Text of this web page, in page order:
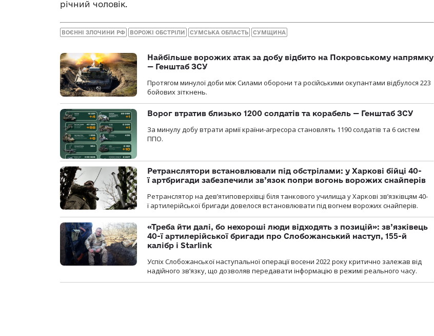
річний чоловік.
ВОЄННІ ЗЛОЧИНИ РФ ВОРОЖІ ОБСТРІЛИ СУМСЬКА ОБЛАСТЬ СУМЩИНА
Найбільше ворожих атак за добу відбито на Покровському напрямку
— Генштаб ЗСУ
Протягом минулої доби між Силами оборони та російськими окупантами відбулося 223
бойових зіткнень.
Ворог втратив близько 1200 солдатів та корабель — Генштаб ЗСУ
За минулу добу втрати армії країни-агресора становлять 1190 солдатів та 6 систем
ППО.
Ретранслятори встановлювали під обстрілами: у Харкові бійці 40-
ї артбригади забезпечили зв’язок попри вогонь ворожих снайперів
Ретранслятор на дев’ятиповерхівці біля танкового училища у Харкові зв’язківцям 40-
ї артилерійської бригади довелося встановлювати під вогнем ворожих снайперів.
«Треба йти далі, бо нехороші люди відходять з позицій»: зв’язківець
40-ї артилерійської бригади про Слобожанський наступ, 155-й
калібр і Starlink
Успіх Слобожанської наступальної операції восени 2022 року критично залежав від
надійного зв’язку, що дозволяв передавати інформацію в режимі реального часу.